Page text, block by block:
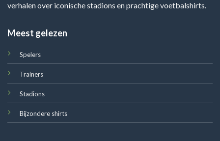
verhalen over iconische stadions en prachtige voetbalshirts.
Meest gelezen
Spelers
Trainers
Stadions
Bijzondere shirts